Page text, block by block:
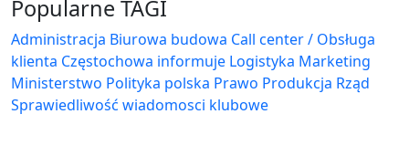
Popularne TAGI
Administracja Biurowa budowa Call center / Obsługa
klienta Częstochowa informuje Logistyka Marketing
Ministerstwo Polityka polska Prawo Produkcja Rząd
Sprawiedliwość wiadomosci klubowe